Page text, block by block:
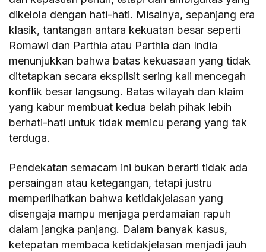
dikelola dengan hati-hati. Misalnya, sepanjang era
klasik, tantangan antara kekuatan besar seperti
Romawi dan Parthia atau Parthia dan India
menunjukkan bahwa batas kekuasaan yang tidak
ditetapkan secara eksplisit sering kali mencegah
konflik besar langsung. Batas wilayah dan klaim
yang kabur membuat kedua belah pihak lebih
berhati-hati untuk tidak memicu perang yang tak
terduga.
Pendekatan semacam ini bukan berarti tidak ada
persaingan atau ketegangan, tetapi justru
memperlihatkan bahwa ketidakjelasan yang
disengaja mampu menjaga perdamaian rapuh
dalam jangka panjang. Dalam banyak kasus,
ketepatan membaca ketidakjelasan menjadi jauh